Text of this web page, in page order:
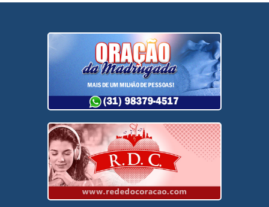
WhatsApp (31) 98379-4517